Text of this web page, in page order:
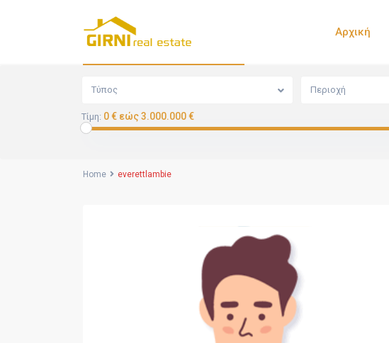
Αρχική
Τύπος Περιοχή
Τίμη: 0 € εώς 3.000.000 €
Home everettlambie